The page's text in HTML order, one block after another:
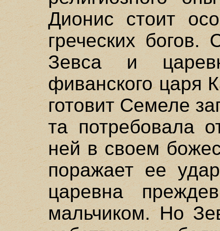
Дионис стоит
греческих
Зевса и
фиванского царя
готовит Семеле
та потребовала
ней в своем
поражает ее
царевна
мальчиком. Но